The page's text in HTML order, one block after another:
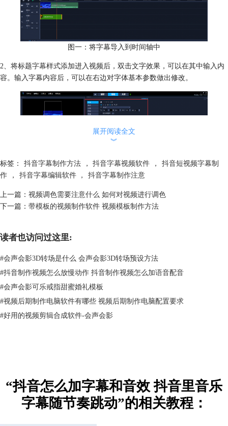
图一：将字幕导入到时间轴中
2、将标题字幕样式添加进入视频后，双击文字效果，可以在其中输入内
容。输入字幕内容后，可以在右边对字体基本参数做出修改。
图二：在字幕编辑界面中修改字幕参数
可以给观看者提供沉浸式的效果。在软件的工具栏中点击【录制】选项。
点击后再次选择其中的【画外音】。
展开阅读全文
︾
标签： 抖音字幕制作方法 ， 抖音字幕视频软件 ，
抖音短视频字幕制
作
， 抖音字幕编辑软件 ， 抖音字幕制作注意
上一篇： 视频调色需要注意什么 如何对视频进行调色
下一篇： 带模板的视频制作软件 视频模板制作方法
读者也访问过这里:
#会声会影3D转场是什么 会声会影3D转场预设方法
#抖音制作视频怎么放慢动作 抖音制作视频怎么加语音配音
#会声会影可乐戒指甜蜜婚礼模板
#视频后期制作电脑软件有哪些 视频后期制作电脑配置要求
#好用的视频剪辑合成软件-会声会影
“抖音怎么加字幕和音效 抖音里音乐
字幕随节奏跳动”的相关教程：